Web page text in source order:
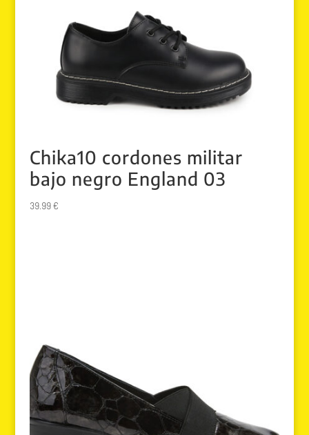
Chika10 cordones militar
bajo negro England 03
39.99€